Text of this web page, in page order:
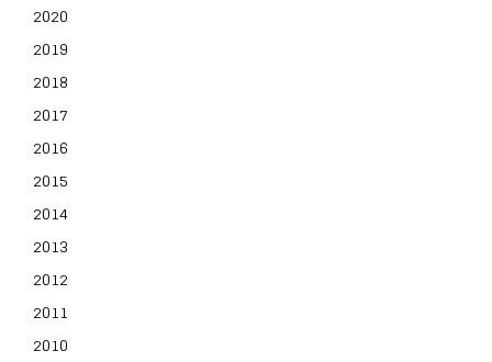
2020
2019
2018
2017
2016
2015
2014
2013
2012
2011
2010